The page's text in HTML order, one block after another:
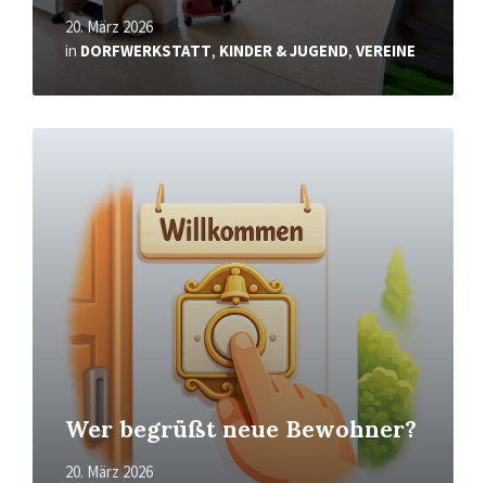
20. März 2026
in DORFWERKSTATT, KINDER & JUGEND, VEREINE
Wer begrüßt neue Bewohner?
20. März 2026
Mehr